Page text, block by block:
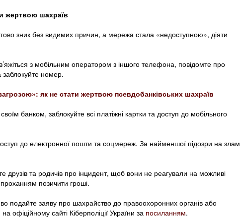
жертвою шахраїв
зник без видимих причин, а мережа стала «недоступною», діяти
з мобільним оператором з іншого телефона, повідомте про
заблокуйте номер.
як не стати жертвою псевдобанківських шахраїв
банком, заблокуйте всі платіжні картки та доступ до мобільного
до електронної пошти та соцмереж. За найменшої підозри на злам
друзів та родичів про інцидент, щоб вони не реагували на можливі
позичити гроші.
подайте заяву про шахрайство до правоохоронних органів або
офіційному сайті Кіберполіції України за посиланням.